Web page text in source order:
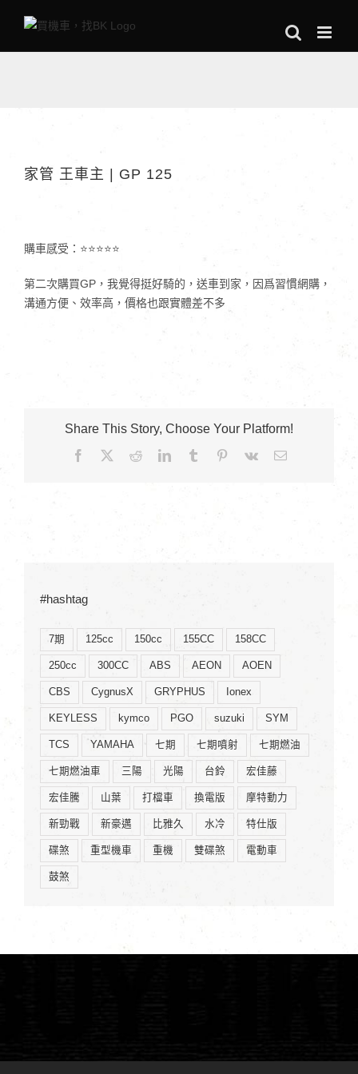
家管 王車主 | GP 125
購車感受：⭐⭐⭐⭐⭐
第二次購買GP，我覺得挺好騎的，送車到家，因爲習慣網購，
溝通方便、效率高，價格也跟實體差不多
Share This Story, Choose Your Platform!
Facebook RedditLinkedInTumblr Pinterest
Vk Email:
#hashtag
7期 125cc 150cc 155CC 158CC
250cc 300CC ABS AEON AOEN
CBS CygnusX GRYPHUS Ionex
KEYLESS kymco PGO suzuki SYM
TCS YAMAHA 七期 七期噴射 七期燃油
七期燃油車 三陽 光陽 台鈴 宏佳藤
宏佳騰 山葉 打檔車 換電版 摩特動力
新勁戰 新豪邁 比雅久 水冷 特仕版
碟煞 重型機車 重機 雙碟煞 電動車
鼓煞